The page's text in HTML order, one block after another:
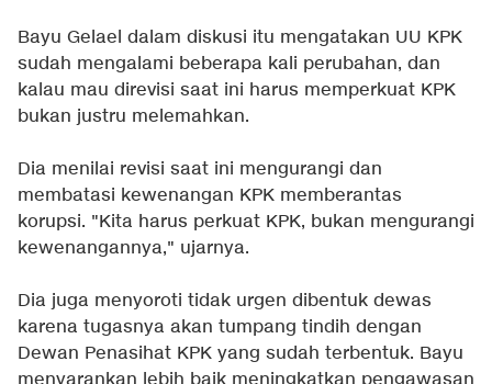
Bayu Gelael dalam diskusi itu mengatakan UU KPK
sudah mengalami beberapa kali perubahan, dan
kalau mau direvisi saat ini harus memperkuat KPK
bukan justru melemahkan.
Dia menilai revisi saat ini mengurangi dan
membatasi kewenangan KPK memberantas
korupsi. "Kita harus perkuat KPK, bukan mengurangi
kewenangannya," ujarnya.
Dia juga menyoroti tidak urgen dibentuk dewas
karena tugasnya akan tumpang tindih dengan
Dewan Penasihat KPK yang sudah terbentuk. Bayu